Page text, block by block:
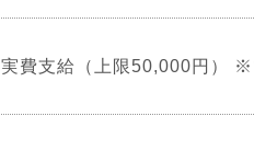
実費支給（上限50,000円）